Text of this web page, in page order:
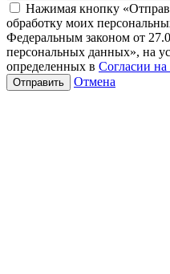
Нажимая кнопку
обработку моих
Федеральным законом от
персональных данных», на
определенных в Согласии
Отмена